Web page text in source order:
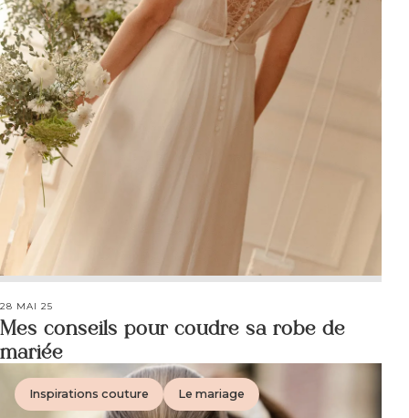
28 MAI 25
Mes conseils pour coudre sa robe de
mariée
Inspirations couture Le mariage